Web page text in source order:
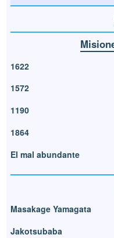
1622
1572
1190
1864
El mal abundante
Masakage Yamagata
Jakotsubaba